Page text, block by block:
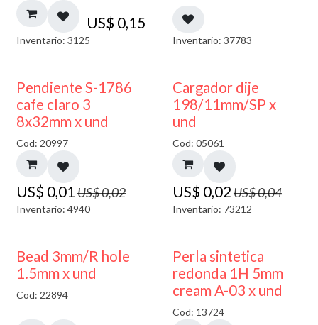
US$ 0,15
Inventario: 3125 Inventario: 37783
50% DESCUENTO
Pendiente S-1786
cafe claro 3
8x32mm x und
Cod: 20997
US$ 0,01US$0,02
Inventario: 4940
50% DESCUENTO
Cargador dije
198/11mm/SP x
und
Cod: 05061
US$ 0,02US$0,04
Inventario: 73212
Bead 3mm/R hole
1.5mm x und
Cod: 22894
Perla sintetica
redonda 1H 5mm
cream A-03 x und
Cod: 13724